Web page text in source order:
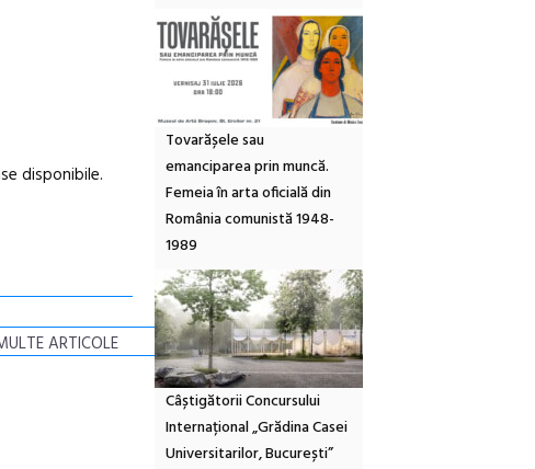
disponibile.
ARTICOLE
Tovarășele sau
emanciparea prin muncă.
Femeia în arta oficială din
România comunistă 1948-
1989
Câștigătorii Concursului
Internațional „Grădina Casei
Universitarilor, București”